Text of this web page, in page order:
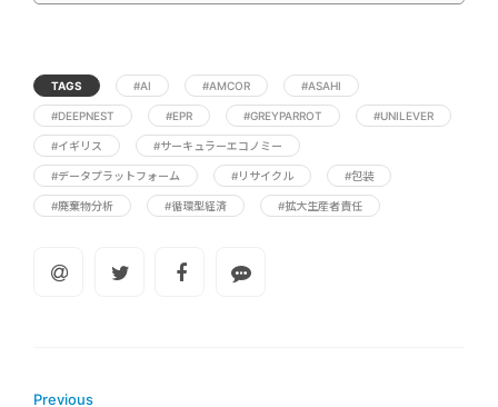
TAGS #AI #AMCOR #ASAHI
#DEEPNEST #EPR #GREYPARROT #UNILEVER
#イギリス #サーキュラーエコノミー
#データプラットフォーム #リサイクル #包装
#廃棄物分析 #循環型経済 #拡大生産者責任
Previous